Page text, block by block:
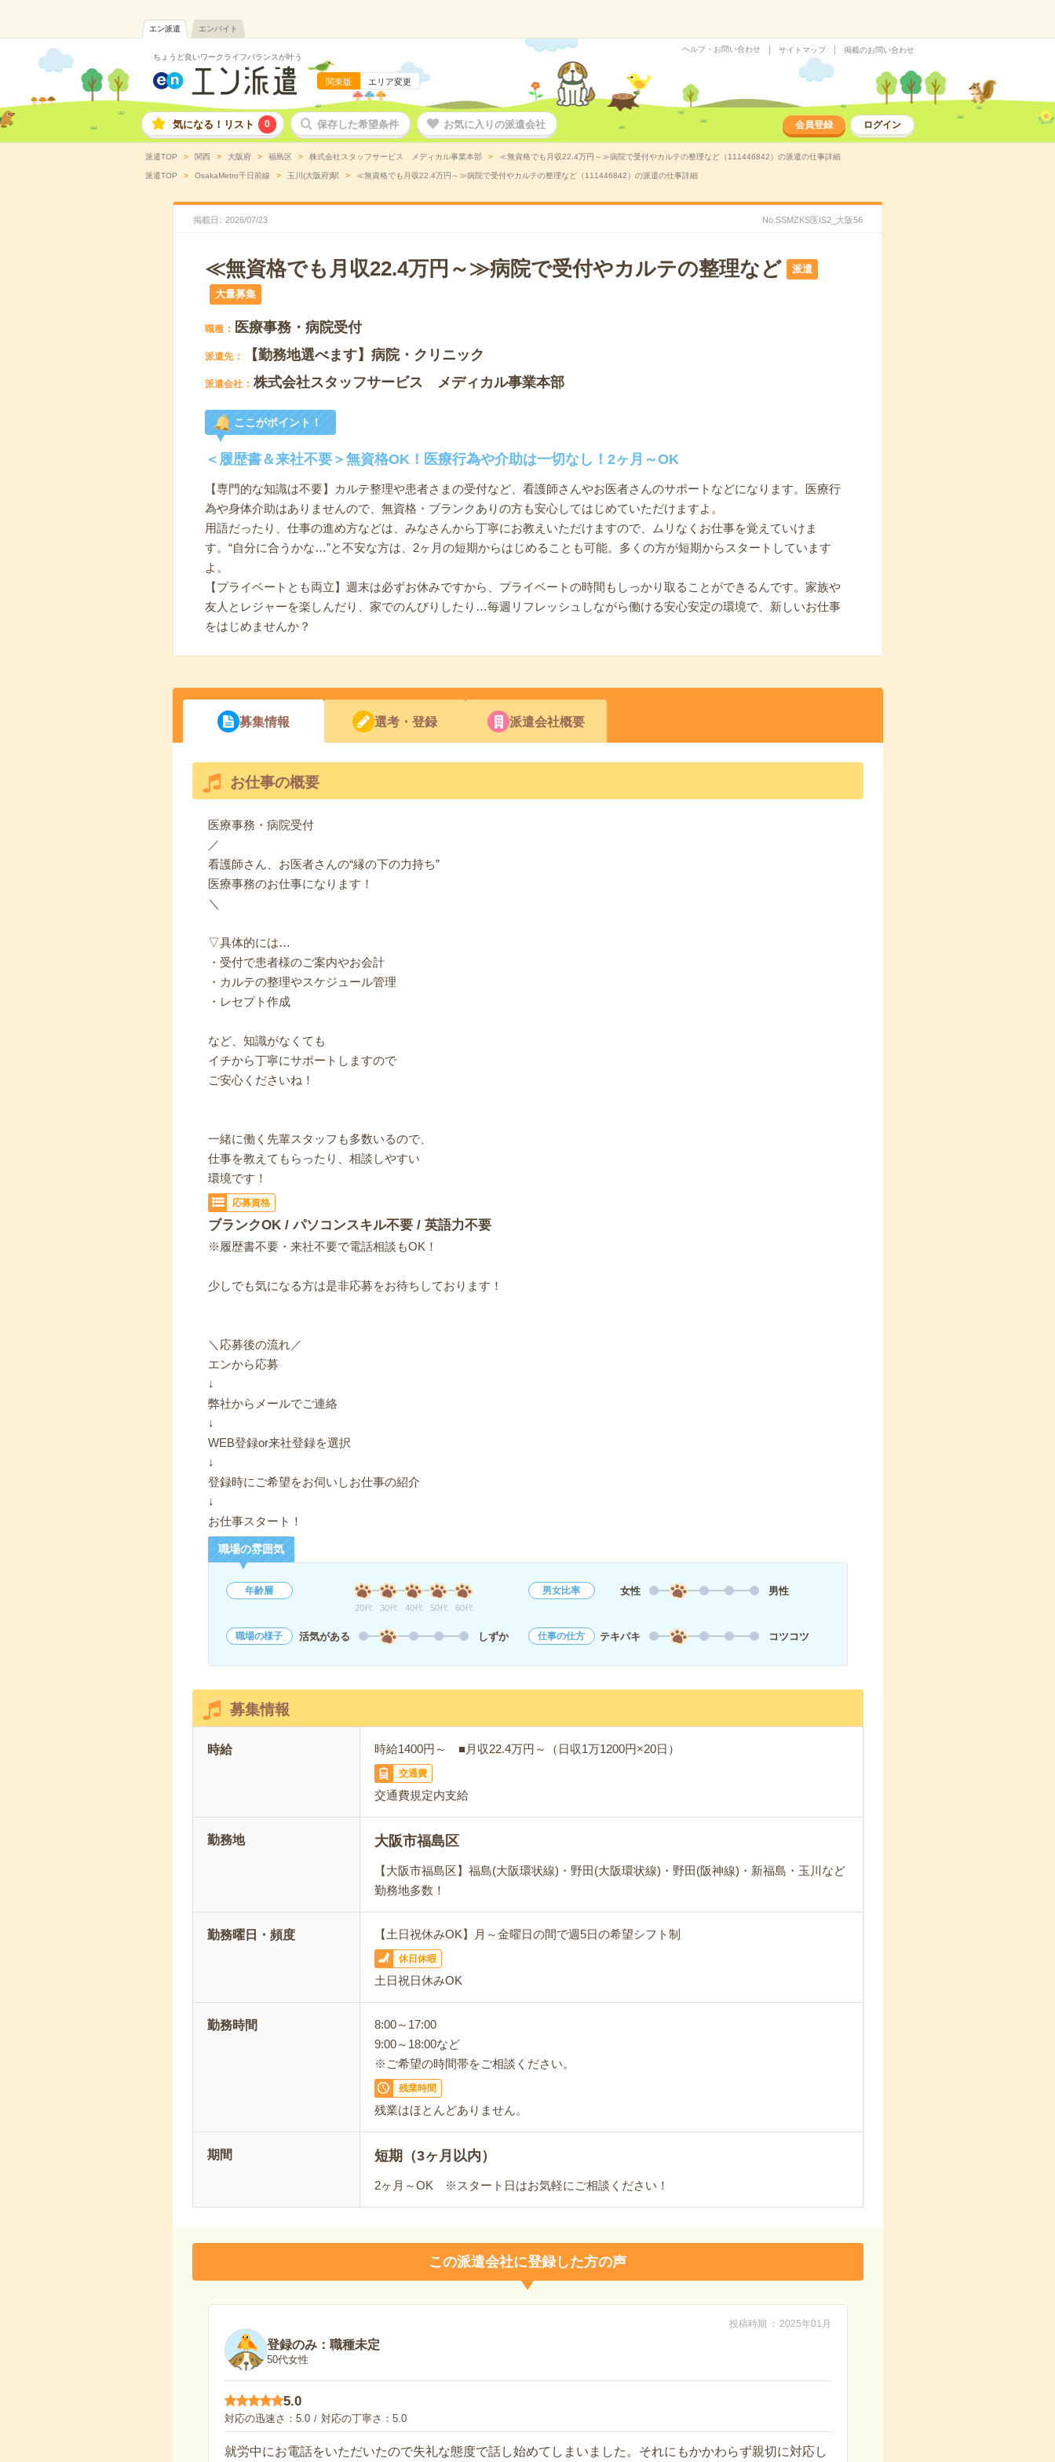
エン派遣 エンバイト
ちょうど良いワークライフバランスが叶う
関東版 エリア変更
ヘルプ・お問い合わせ サイトマップ 掲載のお問い合わせ
気になる！リスト 0 保存した希望条件 お気に入りの派遣会社 会員登録 ログイン
派遣TOP 関西 大阪府 福島区 株式会社スタッフサービス メディカル事業本部 ≪無資格でも月収22.4万円～≫病院で受付やカルテの整理など（111446842）の派遣の仕事詳細
派遣TOP OsakaMetro千日前線 玉川(大阪府)駅 ≪無資格でも月収22.4万円～≫病院で受付やカルテの整理など（111446842）の派遣の仕事詳細
掲載日 2026/07/23 No.SSMZKS医IS2_大阪56
≪無資格でも月収22.4万円～≫病院で受付やカルテの整理など 派遣
大量募集
職種 医療事務・病院受付
派遣先 【勤務地選べます】病院・クリニック
派遣会社 株式会社スタッフサービス メディカル事業本部
ここがポイント！
＜履歴書＆来社不要＞無資格OK！医療行為や介助は一切なし！2ヶ月～OK
【専門的な知識は不要】カルテ整理や患者さまの受付など、看護師さんやお医者さんのサポートなどになります。医療行
為や身体介助はありませんので、無資格・ブランクありの方も安心してはじめていただけますよ。
用語だったり、仕事の進め方などは、みなさんから丁寧にお教えいただけますので、ムリなくお仕事を覚えていけま
す。“自分に合うかな…”と不安な方は、2ヶ月の短期からはじめることも可能。多くの方が短期からスタートしています
よ。
【プライベートとも両立】週末は必ずお休みですから、プライベートの時間もしっかり取ることができるんです。家族や
友人とレジャーを楽しんだり、家でのんびりしたり…毎週リフレッシュしながら働ける安心安定の環境で、新しいお仕事
をはじめませんか？
募集情報 選考・登録 派遣会社概要
お仕事の概要
医療事務・病院受付
／
看護師さん、お医者さんの“縁の下の力持ち”
医療事務のお仕事になります！
＼
▽具体的には…
・受付で患者様のご案内やお会計
・カルテの整理やスケジュール管理
・レセプト作成
など、知識がなくても
イチから丁寧にサポートしますので
ご安心くださいね！
一緒に働く先輩スタッフも多数いるので、
仕事を教えてもらったり、相談しやすい
環境です！
応募資格
ブランクOK / パソコンスキル不要 / 英語力不要
※履歴書不要・来社不要で電話相談もOK！
少しでも気になる方は是非応募をお待ちしております！
＼応募後の流れ／
エンから応募
↓
弊社からメールでご連絡
↓
WEB登録or来社登録を選択
↓
登録時にご希望をお伺いしお仕事の紹介
↓
お仕事スタート！
職場の雰囲気
年齢層
20代 30代 40代 50代 60代
男女比率 女性 男性
職場の様子 活気がある しずか 仕事の仕方 テキパキ コツコツ
募集情報
時給 時給1400円～ ■月収22.4万円～（日収1万1200円×20日）
交通費
交通費規定内支給
勤務地 大阪市福島区
【大阪市福島区】福島(大阪環状線)・野田(大阪環状線)・野田(阪神線)・新福島・玉川など
勤務地多数！
勤務曜日・頻度 【土日祝休みOK】月～金曜日の間で週5日の希望シフト制
休日休暇
土日祝日休みOK
勤務時間
8:00～17:00
9:00～18:00など
※ご希望の時間帯をご相談ください。
残業時間
残業はほとんどありません。
期間 短期（3ヶ月以内）
2ヶ月～OK ※スタート日はお気軽にご相談ください！
この派遣会社に登録した方の声
投稿時期 2025年01月
登録のみ：職種未定
50代女性
5.0
対応の迅速さ 5.0 対応の丁寧さ 5.0
就労中にお電話をいただいたので失礼な態度で話し始めてしまいました。それにもかかわらず親切に対応し